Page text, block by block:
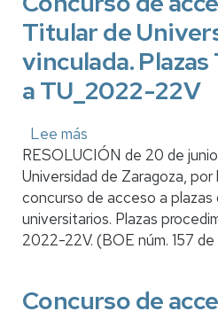
plaza
vinculada.
Plazas
TU_2022-
23V
Titular de
vinculada.
a TU_2022-22V
Lee más
Concurso
de
acceso.
Profesor
Titular
plaza
RESOLUCIÓN de 20 de
Universidad de Zaragoza,
concurso de acceso a
universitarios. Plazas
2022-22V. (BOE núm. 157 de
Concurso de